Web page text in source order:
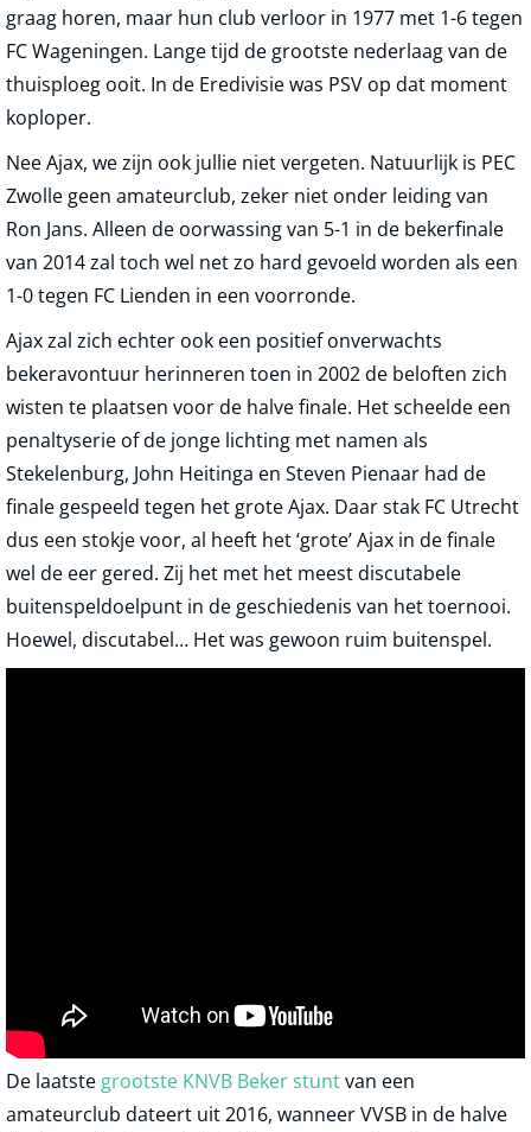
graag horen, maar hun club verloor in 1977 met 1-6 tegen
FC Wageningen. Lange tijd de grootste nederlaag van de
thuisploeg ooit. In de Eredivisie was PSV op dat moment
koploper.
Nee Ajax, we zijn ook jullie niet vergeten. Natuurlijk is PEC
Zwolle geen amateurclub, zeker niet onder leiding van
Ron Jans. Alleen de oorwassing van 5-1 in de bekerfinale
van 2014 zal toch wel net zo hard gevoeld worden als een
1-0 tegen FC Lienden in een voorronde.
Ajax zal zich echter ook een positief onverwachts
bekeravontuur herinneren toen in 2002 de beloften zich
wisten te plaatsen voor de halve finale. Het scheelde een
penaltyserie of de jonge lichting met namen als
Stekelenburg, John Heitinga en Steven Pienaar had de
finale gespeeld tegen het grote Ajax. Daar stak FC Utrecht
dus een stokje voor, al heeft het ‘grote’ Ajax in de finale
wel de eer gered. Zij het met het meest discutabele
buitenspeldoelpunt in de geschiedenis van het toernooi.
Hoewel, discutabel… Het was gewoon ruim buitenspel.
De laatste grootste KNVB Beker stuntvan een
amateurclub dateert uit 2016, wanneer VVSB in de halve